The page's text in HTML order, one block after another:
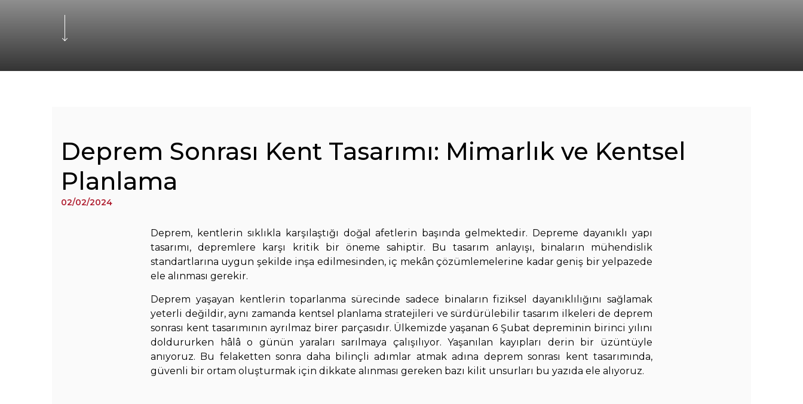
Deprem Sonrası Kent Tasarımı: Mimarlık ve Kentsel
Planlama
02/02/2024
Deprem, kentlerin sıklıkla karşılaştığı doğal afetlerin başında gelmektedir. Depreme dayanıklı yapı
tasarımı, depremlere karşı kritik bir öneme sahiptir. Bu tasarım anlayışı, binaların mühendislik
standartlarına uygun şekilde inşa edilmesinden, iç mekân çözümlemelerine kadar geniş bir yelpazede
ele alınması gerekir.
Deprem yaşayan kentlerin toparlanma sürecinde sadece binaların fiziksel dayanıklılığını sağlamak
yeterli değildir, aynı zamanda kentsel planlama stratejileri ve sürdürülebilir tasarım ilkeleri de deprem
sonrası kent tasarımının ayrılmaz birer parçasıdır. Ülkemizde yaşanan 6 Şubat depreminin birinci yılını
doldururken hâlâ o günün yaraları sarılmaya çalışılıyor. Yaşanılan kayıpları derin bir üzüntüyle
anıyoruz. Bu felaketten sonra daha bilinçli adımlar atmak adına deprem sonrası kent tasarımında,
güvenli bir ortam oluşturmak için dikkate alınması gereken bazı kilit unsurları bu yazıda ele alıyoruz.